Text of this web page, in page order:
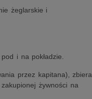
żeglarskie i
i na pokładzie.
przez kapitana), zbiera
żywności na